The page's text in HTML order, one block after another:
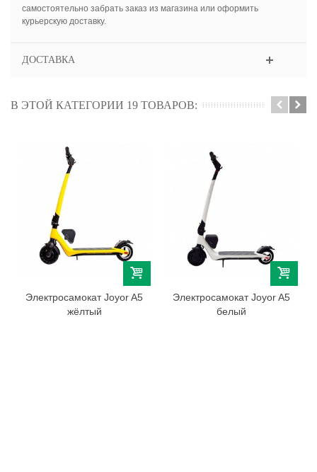
самостоятельно забрать заказ из магазина или оформить
курьерскую доставку.
ДОСТАВКА
В ЭТОЙ КАТЕГОРИИ 19 ТОВАРОВ:
Электросамокат Joyor A5
жёлтый
Электросамокат Joyor A5
белый